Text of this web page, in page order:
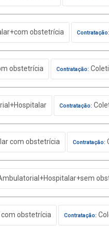
obstetrícia Contratação:
obstetrícia Contratação:
Contratação:
com obstetrícia Contratação:
com obstetrícia Contratação: